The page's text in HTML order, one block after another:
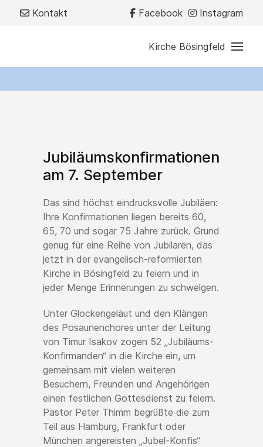
Kontakt Facebook Instagram
Kirche Bösingfeld
Jubiläumskonfirmationen
am 7. September
Das sind höchst eindrucksvolle Jubiläen:
Ihre Konfirmationen liegen bereits 60,
65, 70 und sogar 75 Jahre zurück. Grund
genug für eine Reihe von Jubilaren, das
jetzt in der evangelisch-reformierten
Kirche in Bösingfeld zu feiern und in
jeder Menge Erinnerungen zu schwelgen.
Unter Glockengeläut und den Klängen
des Posaunenchores unter der Leitung
von Timur Isakov zogen 52 „Jubiläums-
Konfirmanden“ in die Kirche ein, um
gemeinsam mit vielen weiteren
Besuchern, Freunden und Angehörigen
einen festlichen Gottesdienst zu feiern.
Pastor Peter Thimm begrüßte die zum
Teil aus Hamburg, Frankfurt oder
München angereisten „Jubel-Konfis“